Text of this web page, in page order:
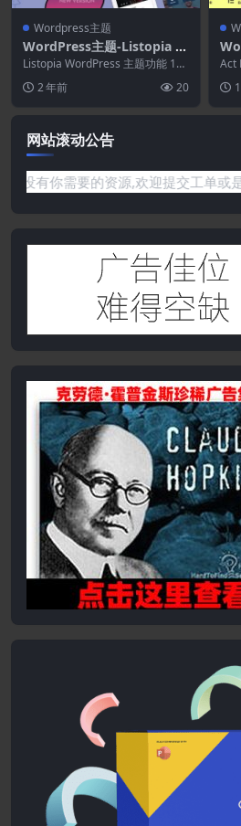
Wordpress主题
WordPress主题-Listopia 3.
6.0–目录.社区WordPress主
题
Listopia WordPress 主题功能 1
单击提供安装文件 可导入的样...
2 年前 20
Act
营...
网站滚动公告
要的资源,欢迎提交工单或是添加客